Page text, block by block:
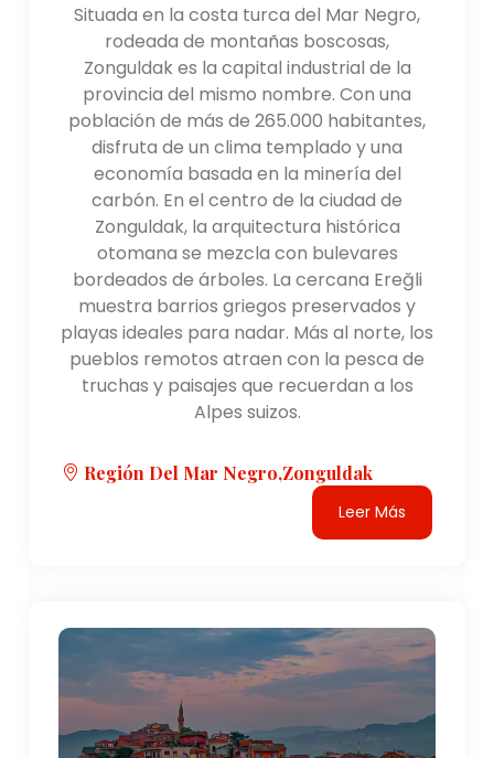
La región del Mar Negro está bien conectada por
una red de carreteras, ferrocarriles y aeropuertos
nacionales. Trabzon y Samsun tienen aeropuertos
internacionales, lo que facilita los viajes nacionales e
internacionales. Se puede acceder a las ciudades
costeras de la región por mar, con servicios
regulares de ferry que operan a lo largo de la costa
del Mar Negro.
Características naturales:
La región del Mar Negro se caracteriza por sus
impresionantes paisajes naturales. La región está
cubierta de densos bosques, incluidas las Montañas
Pónticas, que corren paralelas a la costa. Los ríos de
la región, como el Kızılırmak, Yeşilırmak y Fırtına, fluyen
a través de valles pintorescos. Estos ríos son
para realizar actividades al aire libre, como rafting y
pesca. La costa de la región a lo largo del Mar Negro
está salpicada de encantadores pueblos de
pescadores, playas de arena y acantilados
La región del Mar Negro tiene una rica cultura
patrimonio conformado por las diversas
civilizaciones que han habitado la zona a lo largo de
Situada en la costa turca del Mar Negro,
rodeada de montañas boscosas,
Zonguldak es la capital industrial de la
provincia del mismo nombre. Con una
población de más de 265.000 habitantes,
disfruta de un clima templado y una
economía basada en la minería del
carbón. En el centro de la ciudad de
Zonguldak, la arquitectura histórica
otomana se mezcla con bulevares
bordeados de árboles. La cercana Ereğli
muestra barrios griegos preservados y
playas ideales para nadar. Más al norte, los
pueblos remotos atraen con la pesca de
truchas y paisajes que recuerdan a los
Alpes suizos.
Región Del Mar Negro,Zonguldak
Leer Más